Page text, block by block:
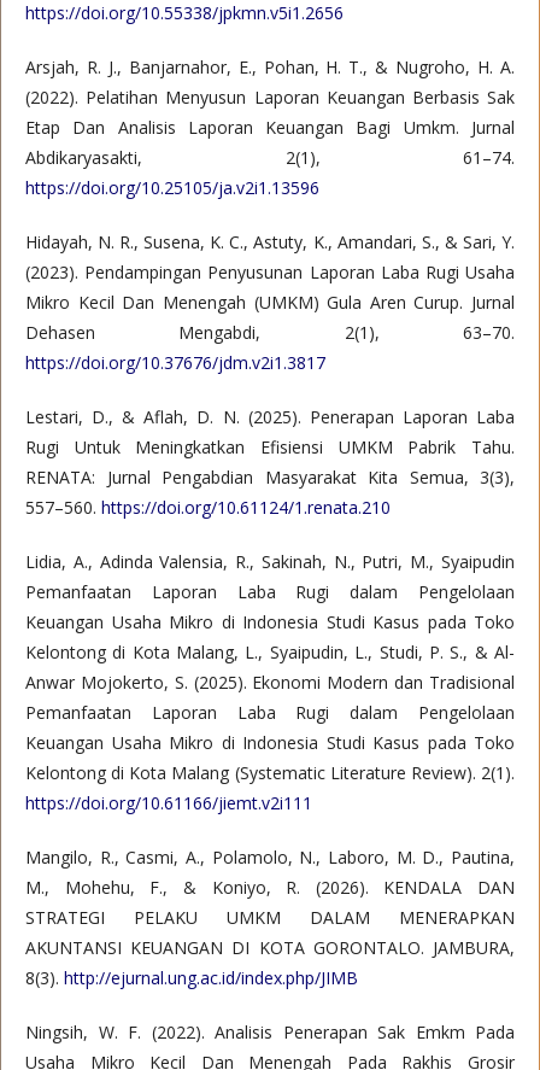
https://doi.org/10.55338/jpkmn.v5i1.2656
Arsjah, R. J., Banjarnahor, E., Pohan, H. T., & Nugroho, H. A.
(2022). Pelatihan Menyusun Laporan Keuangan Berbasis Sak
Etap Dan Analisis Laporan Keuangan Bagi Umkm. Jurnal
Abdikaryasakti, 2(1), 61–74.
https://doi.org/10.25105/ja.v2i1.13596
Hidayah, N. R., Susena, K. C., Astuty, K., Amandari, S., & Sari, Y.
(2023). Pendampingan Penyusunan Laporan Laba Rugi Usaha
Mikro Kecil Dan Menengah (UMKM) Gula Aren Curup. Jurnal
Dehasen Mengabdi, 2(1), 63–70.
https://doi.org/10.37676/jdm.v2i1.3817
Lestari, D., & Aflah, D. N. (2025). Penerapan Laporan Laba
Rugi Untuk Meningkatkan Efisiensi UMKM Pabrik Tahu.
RENATA: Jurnal Pengabdian Masyarakat Kita Semua, 3(3),
557–560. https://doi.org/10.61124/1.renata.210
Lidia, A., Adinda Valensia, R., Sakinah, N., Putri, M., Syaipudin
Pemanfaatan Laporan Laba Rugi dalam Pengelolaan
Keuangan Usaha Mikro di Indonesia Studi Kasus pada Toko
Kelontong di Kota Malang, L., Syaipudin, L., Studi, P. S., & Al-
Anwar Mojokerto, S. (2025). Ekonomi Modern dan Tradisional
Pemanfaatan Laporan Laba Rugi dalam Pengelolaan
Keuangan Usaha Mikro di Indonesia Studi Kasus pada Toko
Kelontong di Kota Malang (Systematic Literature Review). 2(1).
https://doi.org/10.61166/jiemt.v2i111
Mangilo, R., Casmi, A., Polamolo, N., Laboro, M. D., Pautina,
M., Mohehu, F., & Koniyo, R. (2026). KENDALA DAN
STRATEGI PELAKU UMKM DALAM MENERAPKAN
AKUNTANSI KEUANGAN DI KOTA GORONTALO. JAMBURA,
8(3). http://ejurnal.ung.ac.id/index.php/JIMB
Ningsih, W. F. (2022). Analisis Penerapan Sak Emkm Pada
Usaha Mikro Kecil Dan Menengah Pada Rakhis Grosir